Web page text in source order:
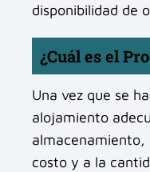
disponibilidad de
¿Cuál es el
Una vez que se
alojamiento
almacenamiento,
costo y a la